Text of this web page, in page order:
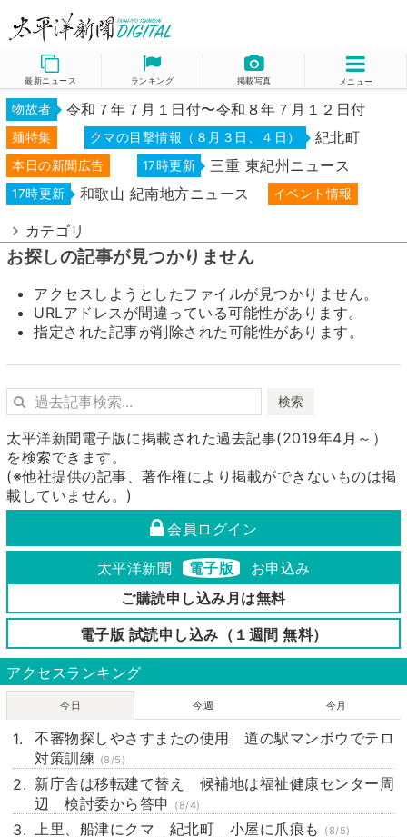
最新ニュース ランキング 掲載写真 メニュー
物故者 令和７年７月１日付〜令和８年７月１２日付
麺特集 クマの目撃情報（８月３日、４日） 紀北町
本日の新聞広告 17時更新 三重 東紀州ニュース
17時更新 和歌山 紀南地方ニュース イベント情報
カテゴリ
お探しの記事が見つかりません
アクセスしようとしたファイルが見つかりません。
URLアドレスが間違っている可能性があります。
指定された記事が削除された可能性があります。
検索
太平洋新聞電子版に掲載された過去記事(2019年4月～）
を検索できます。
(※他社提供の記事、著作権により掲載ができないものは掲
載していません。)
会員ログイン
太平洋新聞 電子版
お申込み
ご購読申し込み月は無料
電子版 試読申し込み（１週間 無料）
アクセスランキング
今日 今週 今月
不審物探しやさすまたの使用 道の駅マンボウでテロ
対策訓練 (8/5)
新庁舎は移転建て替え 候補地は福祉健康センター周
辺 検討委から答申
(8/4)
上里、船津にクマ 紀北町 小屋に爪痕も (8/5)